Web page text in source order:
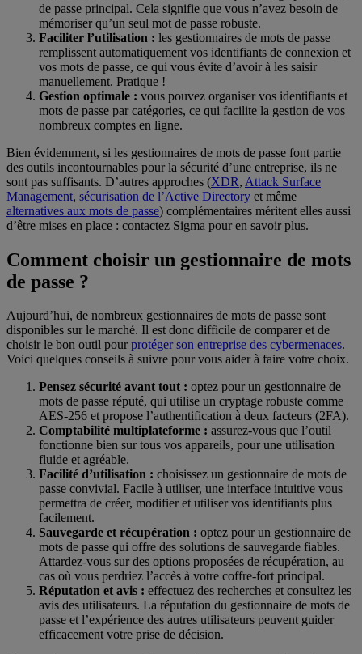
de passe principal. Cela signifie que vous n’avez besoin de
mémoriser qu’un seul mot de passe robuste.
Faciliter l’utilisation : les gestionnaires de mots de passe
remplissent automatiquement vos identifiants de connexion et
vos mots de passe, ce qui vous évite d’avoir à les saisir
manuellement. Pratique !
Gestion optimale : vous pouvez organiser vos identifiants et
mots de passe par catégories, ce qui facilite la gestion de vos
nombreux comptes en ligne.
Bien évidemment, si les gestionnaires de mots de passe font partie
des outils incontournables pour la sécurité d’une entreprise, ils ne
sont pas suffisants. D’autres approches (XDR, Attack Surface
Management, sécurisation de l’Active Directory et même
alternatives aux mots de passe) complémentaires méritent elles aussi
d’être mises en place : contactez Sigma pour en savoir plus.
Comment choisir un gestionnaire de mots
de passe ?
Aujourd’hui, de nombreux gestionnaires de mots de passe sont
disponibles sur le marché. Il est donc difficile de comparer et de
choisir le bon outil pourprotéger son entreprise des cybermenaces.
Voici quelques conseils à suivre pour vous aider à faire votre choix.
Pensez sécurité avant tout : optez pour un gestionnaire de
mots de passe réputé, qui utilise un cryptage robuste comme
AES-256 et propose l’authentification à deux facteurs (2FA).
Comptabilité multiplateforme : assurez-vous que l’outil
fonctionne bien sur tous vos appareils, pour une utilisation
fluide et agréable.
Facilité d’utilisation : choisissez un gestionnaire de mots de
passe convivial. Facile à utiliser, une interface intuitive vous
permettra de créer, modifier et utiliser vos identifiants plus
facilement.
Sauvegarde et récupération : optez pour un gestionnaire de
mots de passe qui offre des solutions de sauvegarde fiables.
Attardez-vous sur des options proposées de récupération, au
cas où vous perdriez l’accès à votre coffre-fort principal.
Réputation et avis : effectuez des recherches et consultez les
avis des utilisateurs. La réputation du gestionnaire de mots de
passe et l’expérience des autres utilisateurs peuvent guider
efficacement votre prise de décision.